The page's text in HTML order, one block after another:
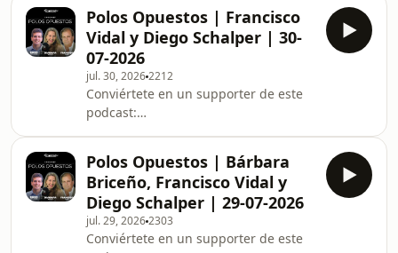
Polos Opuestos | Francisco
Vidal y Diego Schalper | 30-
07-2026
jul. 30, 20262212
Conviértete en un supporter de este
podcast:
Polos Opuestos | Bárbara
Briceño, Francisco Vidal y
Diego Schalper | 29-07-2026
jul. 29, 20262303
Conviértete en un supporter de este